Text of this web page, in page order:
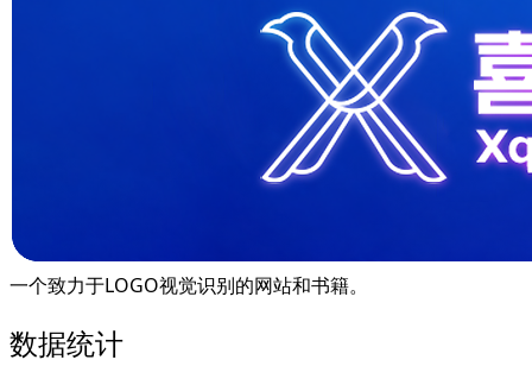
一个致力于LOGO视觉识别的网站和书籍。
数据统计